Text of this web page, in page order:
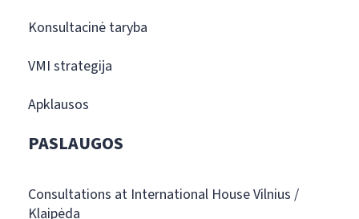
Konsultacinė taryba
VMI strategija
Apklausos
PASLAUGOS
Consultations at International House Vilnius /
Klaipėda